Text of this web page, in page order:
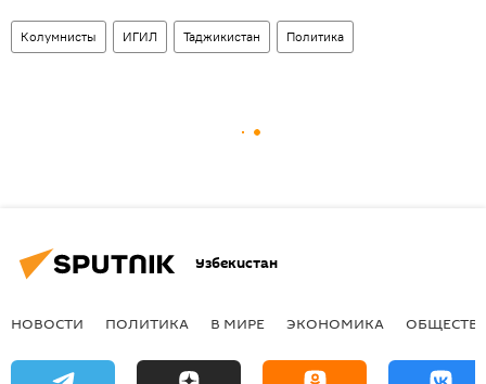
Колумнисты ИГИЛ Таджикистан Политика
Узбекистан
НОВОСТИ ПОЛИТИКА В МИРЕ ЭКОНОМИКА